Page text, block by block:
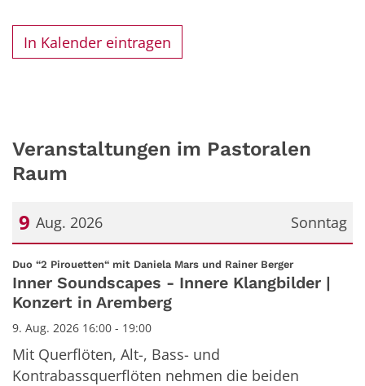
In Kalender eintragen
Veranstaltungen im Pastoralen
Raum
Sonntag
9 Aug. 2026
Datum: 9. August 2026
Duo “2 Pirouetten“ mit Daniela Mars und Rainer Berger:
Inner Soundscapes - Innere Klangbilder |
Konzert in Aremberg
9. Aug. 2026 16:00 - 19:00
Mit Querflöten, Alt-, Bass- und
Kontrabassquerflöten nehmen die beiden